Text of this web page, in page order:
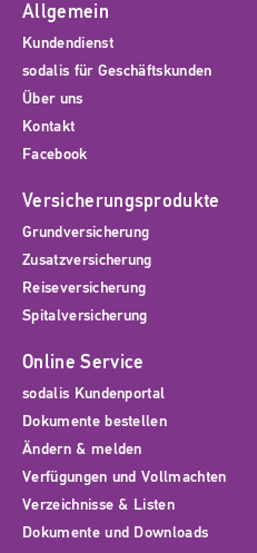
Allgemein
Kundendienst
sodalis für Geschäftskunden
Über uns
Kontakt
Facebook
Versicherungsprodukte
Grundversicherung
Zusatzversicherung
Reiseversicherung
Spitalversicherung
Online Service
sodalis Kundenportal
Dokumente bestellen
Ändern & melden
Verfügungen und Vollmachten
Verzeichnisse & Listen
Dokumente und Downloads